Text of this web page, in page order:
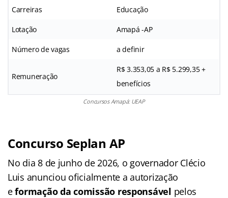
Carreiras Educação
Lotação Amapá -AP
Número de vagas a definir
Remuneração
R$ 3.353,05 a R$ 5.299,35 +
benefícios
Concursos Amapá: UEAP
Concurso Seplan AP
No dia 8 de junho de 2026, o governador Clécio
Luis anunciou oficialmente a autorização
eformação da comissão responsável pelos